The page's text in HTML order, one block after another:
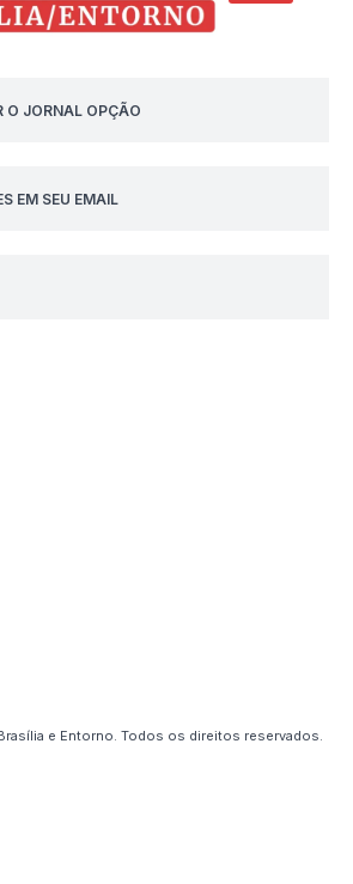
O JORNAL OPÇÃO
EM SEU EMAIL
e Entorno. Todos os direitos reservados.